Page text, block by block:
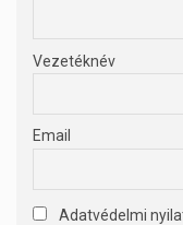
Vezetéknév
Email
Adatvédelmi